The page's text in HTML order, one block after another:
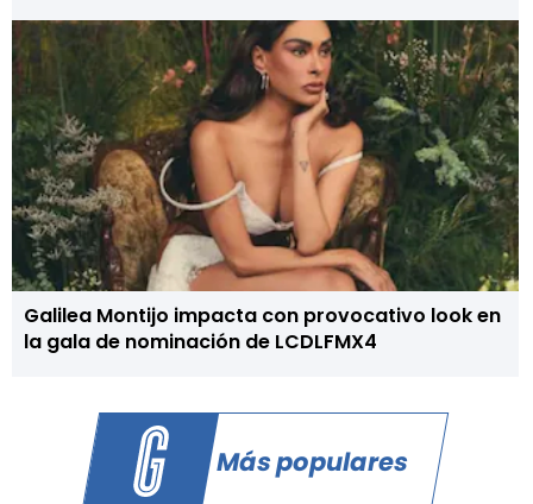
Galilea Montijo impacta con provocativo look en
la gala de nominación de LCDLFMX4
Más populares